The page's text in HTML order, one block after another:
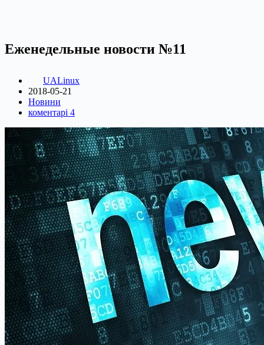
Еженедельные новости №11
UALinux
2018-05-21
Новини
коментарі 4